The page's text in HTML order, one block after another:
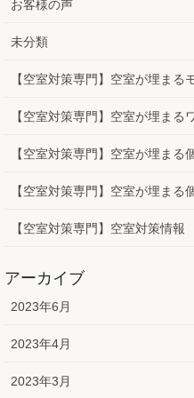
お客様の声
未分類
【空室対策専門】空室が埋まる
【空室対策専門】空室が埋まる
【空室対策専門】空室が埋まる
【空室対策専門】空室が埋まる
【空室対策専門】空室対策情報
アーカイブ
2023年6月
2023年4月
2023年3月